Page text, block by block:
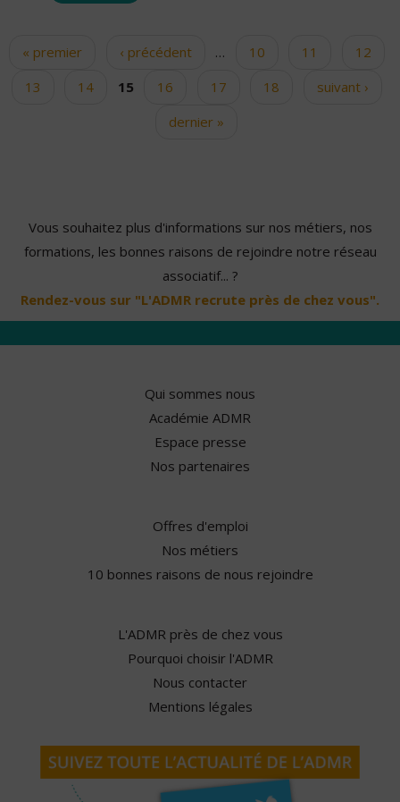
Pages
« premier ‹ précédent … 10 11
12
13
14 15 16 17 18
suivant ›
dernier »
Vous souhaitez plus d'informations sur nos métiers, nos
formations, les bonnes raisons de rejoindre notre réseau
associatif... ?
Rendez-vous sur "L'ADMR recrute près de chez vous".
Qui sommes nous
Académie ADMR
Espace presse
Nos partenaires
Offres d'emploi
Nos métiers
10 bonnes raisons de nous rejoindre
L'ADMR près de chez vous
Pourquoi choisir l'ADMR
Nous contacter
Mentions légales